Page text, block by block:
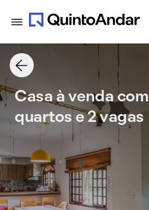
Casa à venda
quartos e 2 vagas